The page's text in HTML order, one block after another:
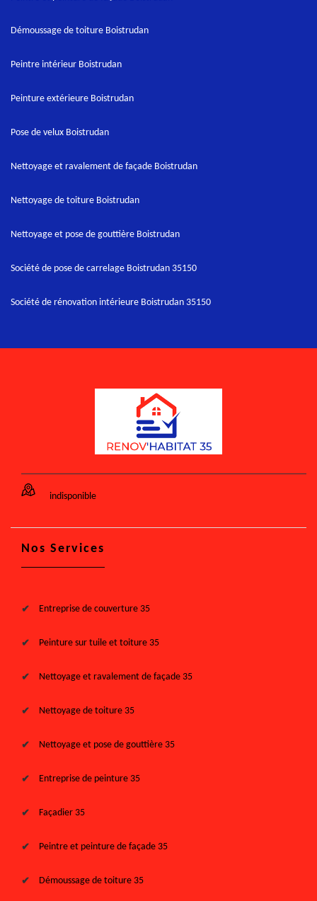
Démoussage de toiture Boistrudan
Peintre intérieur Boistrudan
Peinture extérieure Boistrudan
Pose de velux Boistrudan
Nettoyage et ravalement de façade Boistrudan
Nettoyage de toiture Boistrudan
Nettoyage et pose de gouttière Boistrudan
Société de pose de carrelage Boistrudan 35150
Société de rénovation intérieure Boistrudan 35150
indisponible
Nos Services
Entreprise de couverture 35
Peinture sur tuile et toiture 35
Nettoyage et ravalement de façade 35
Nettoyage de toiture 35
Nettoyage et pose de gouttière 35
Entreprise de peinture 35
Façadier 35
Peintre et peinture de façade 35
Démoussage de toiture 35